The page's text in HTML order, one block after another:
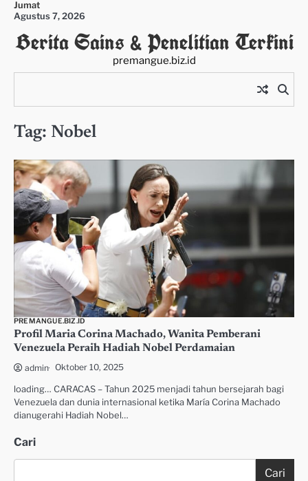
Skip
content
Jumat
Agustus 7, 2026
Berita Sains & Penelitian Terkini
premangue.biz.id
Tag: Nobel
PREMANGUE.BIZ.ID
Profil Maria Corina Machado, Wanita Pemberani
Venezuela Peraih Hadiah Nobel Perdamaian
admin Oktober 10, 2025
loading… CARACAS – Tahun 2025 menjadi tahun bersejarah bagi
Venezuela dan dunia internasional ketika María Corina Machado
dianugerahi Hadiah Nobel…
Cari
Cari